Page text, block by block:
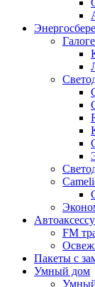
FM
Пакеты с
Умный дом
Умный